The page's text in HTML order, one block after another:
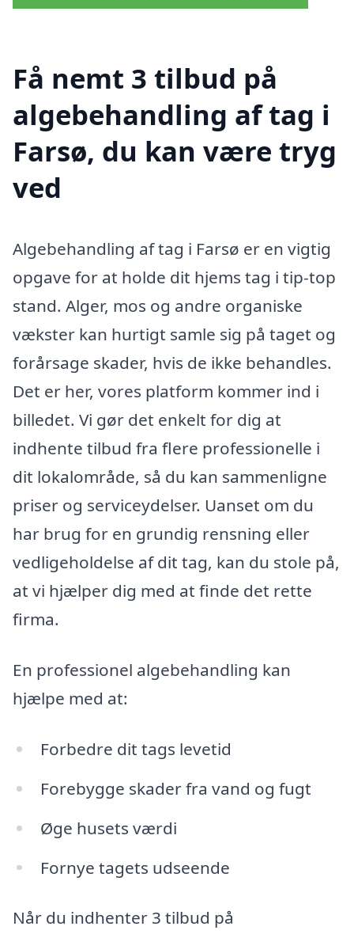
Få nemt 3 tilbud på
algebehandling af tag i
Farsø, du kan være tryg
ved
Algebehandling af tag i Farsø er en vigtig
opgave for at holde dit hjems tag i tip-top
stand. Alger, mos og andre organiske
vækster kan hurtigt samle sig på taget og
forårsage skader, hvis de ikke behandles.
Det er her, vores platform kommer ind i
billedet. Vi gør det enkelt for dig at
indhente tilbud fra flere professionelle i
dit lokalområde, så du kan sammenligne
priser og serviceydelser. Uanset om du
har brug for en grundig rensning eller
vedligeholdelse af dit tag, kan du stole på,
at vi hjælper dig med at finde det rette
firma.
En professionel algebehandling kan
hjælpe med at:
Forbedre dit tags levetid
Forebygge skader fra vand og fugt
Øge husets værdi
Fornye tagets udseende
Når du indhenter 3 tilbud på